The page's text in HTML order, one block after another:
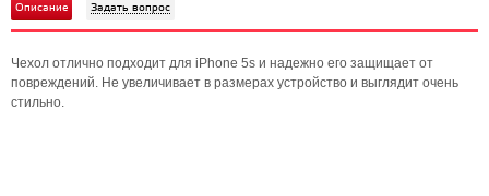
Описание Задать вопрос
Чехол отлично подходит для iPhone 5s и надежно его защищает от
повреждений. Не увеличивает в размерах устройство и выглядит очень
стильно.